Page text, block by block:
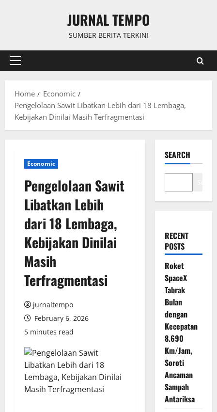
JURNAL TEMPO
SUMBER BERITA TERKINI
Primary
Home
Economic
Pengelolaan Sawit Libatkan Lebih dari 18 Lembaga,
Kebijakan Dinilai Masih Terfragmentasi
Economic
Pengelolaan Sawit
Libatkan Lebih
dari 18 Lembaga,
Kebijakan Dinilai
Masih
Terfragmentasi
jurnaltempo
February 6, 2026
5 minutes read
SEARCH
RECENT
POSTS
Roket
SpaceX
Tabrak
Bulan
dengan
Kecepatan
8.690
Km/Jam,
Soroti
Ancaman
Sampah
Antariksa